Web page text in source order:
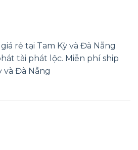
rẻ tại Tam Kỳ và Đà Nẵng
tài phát lộc. Miễn phí ship
và Đà Nẵng